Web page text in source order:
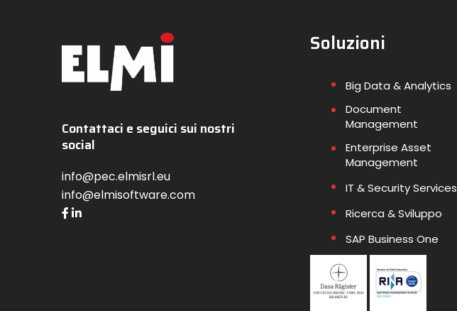
Contattaci e seguici sui nostri
social
info@pec.elmisrl.eu
info@elmisoftware.com
Soluzioni
Big Data & Analytics
Document
Management
Enterprise Asset
Management
IT & Security Services
Ricerca & Sviluppo
SAP Business One